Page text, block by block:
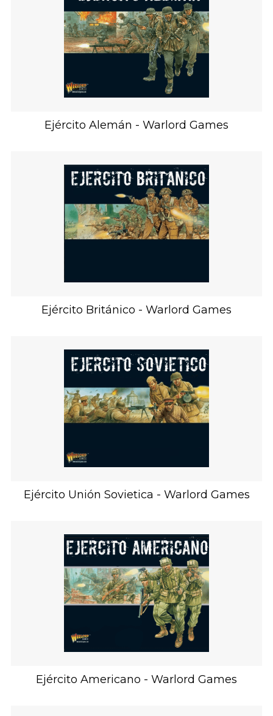
Ejército Alemán - Warlord Games
Ejército Británico - Warlord Games
Ejército Unión Sovietica - Warlord Games
Ejército Americano - Warlord Games